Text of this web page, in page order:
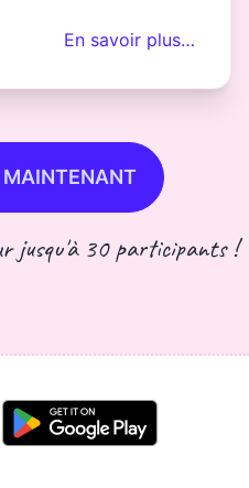
En savoir plus…
jusqu'à 30 participants !